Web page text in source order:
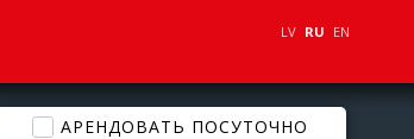
LV RU EN
АРЕНДОВАТЬ ПОСУТОЧНО